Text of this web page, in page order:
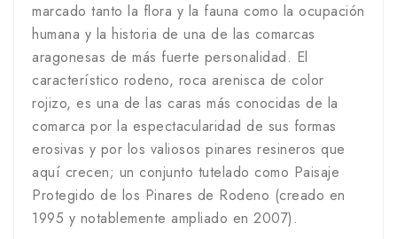
marcado tanto la flora y la fauna como la ocupación
humana y la historia de una de las comarcas
aragonesas de más fuerte personalidad. El
característico rodeno, roca arenisca de color
rojizo, es una de las caras más conocidas de la
comarca por la espectacularidad de sus formas
erosivas y por los valiosos pinares resineros que
aquí crecen; un conjunto tutelado como Paisaje
Protegido de los Pinares de Rodeno (creado en
1995 y notablemente ampliado en 2007).